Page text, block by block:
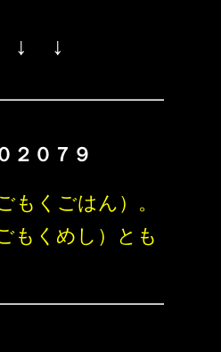
↓ ↓
２０７９
もくごはん）。
もくめし）とも